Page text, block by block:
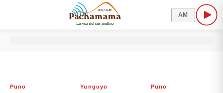
AM
Puno Yunguyo Puno